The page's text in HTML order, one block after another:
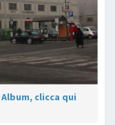
clicca qui